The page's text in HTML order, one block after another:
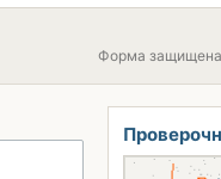
Форма защищена